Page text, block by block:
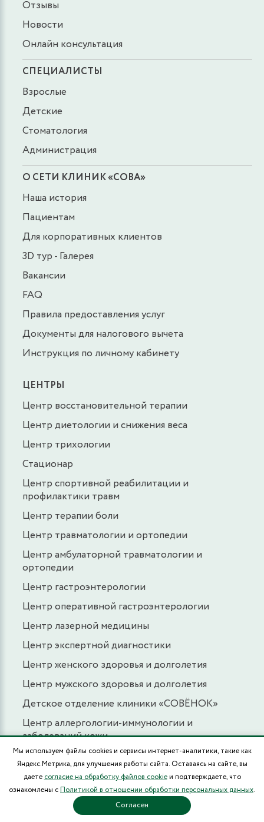
Отзывы
Новости
Онлайн консультация
СПЕЦИАЛИСТЫ
Взрослые
Детские
Стоматология
Администрация
О СЕТИ КЛИНИК «СОВА»
Наша история
Пациентам
Для корпоративных клиентов
3D тур - Галерея
Вакансии
FAQ
Правила предоставления услуг
Документы для налогового вычета
Инструкция по личному кабинету
ЦЕНТРЫ
Центр восстановительной терапии
Центр диетологии и снижения веса
Центр трихологии
Стационар
Центр спортивной реабилитации и
профилактики травм
Центр терапии боли
Центр травматологии и ортопедии
Центр амбулаторной травматологии и
ортопедии
Центр гастроэнтерологии
Центр оперативной гастроэнтерологии
Центр лазерной медицины
Центр экспертной диагностики
Центр женского здоровья и долголетия
Центр мужского здоровья и долголетия
Детское отделение клиники «СОВЁНОК»
Центр аллергологии-иммунологии и
заболеваний кожи
Центр диагностики и лечения сахарного
диабета
Центр лечения акне
Центр флебологии и сердечно-сосудистых
Мы используем файлы cookies и сервисы интернет-аналитики, такие как
Яндекс.Метрика, для улучшения работы сайта. Оставаясь на сайте, вы
даете согласие на обработку файлов cookieи подтверждаете, что
ознакомлены сПолитикой в отношении обработки персональных данных.
Согласен